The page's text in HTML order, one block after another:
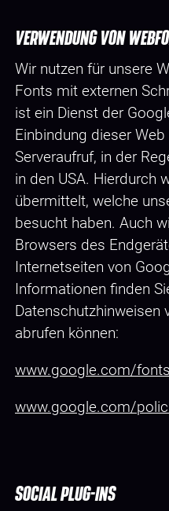
VERWENDUNG VON
Wir nutzen für unsere
Fonts mit externen
ist ein Dienst der
Einbindung dieser
Serveraufruf, in der
in den USA. Hierdurch
übermittelt, welche
besucht haben. Auch
Browsers des
Internetseiten von
Informationen finden
Datenschutzhinweisen
abrufen können:
www.google.com/
www.google.com/
SOCIAL PLUG-INS